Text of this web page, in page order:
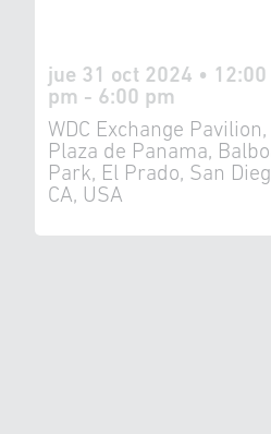
jue 31 oct 2024 • 12:00
pm - 6:00 pm
WDC Exchange Pavilion,
Plaza de Panama,
Park, El Prado, San
CA, USA